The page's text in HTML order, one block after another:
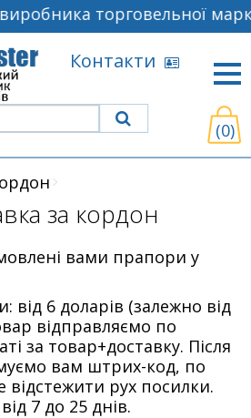
торговельної
Контакти
(0)
за кордон
вами прапори у
від 6 доларів (залежно від
відправляємо по
за товар+доставку. Після
вам штрих-код, по
рух посилки.
7 до 25 днів.